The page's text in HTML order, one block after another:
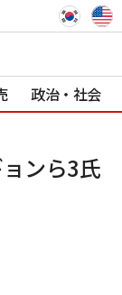
政治・社会
ンら3氏